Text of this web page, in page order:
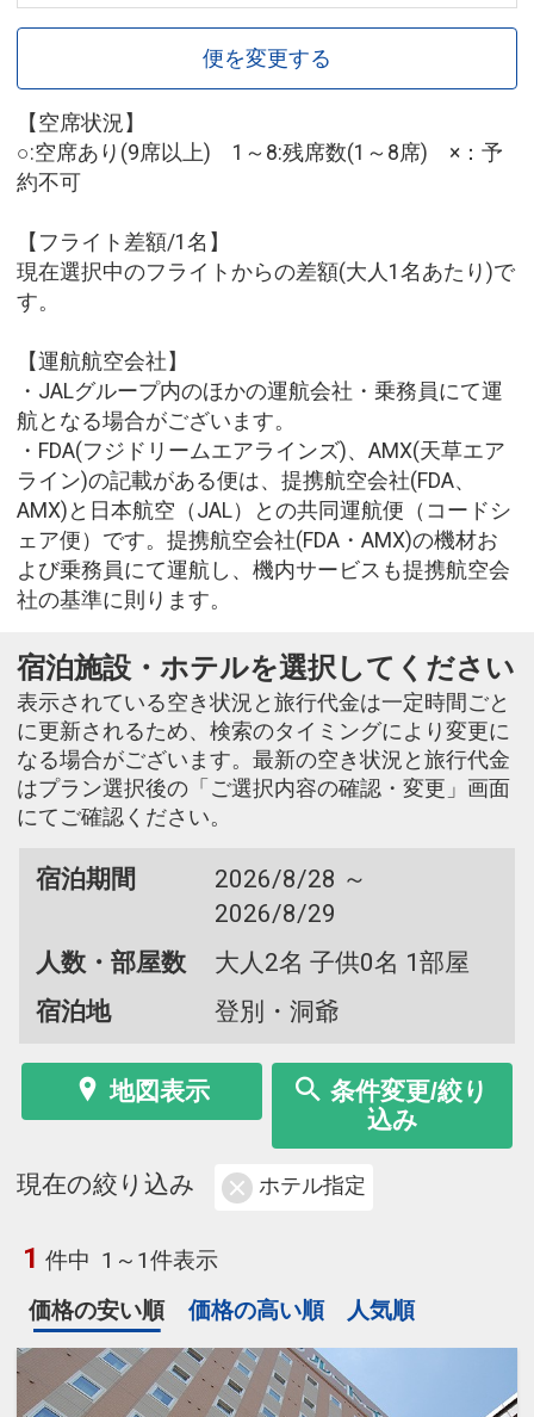
便を変更する
【空席状況】
○:空席あり(9席以上) 1～8:残席数(1～8席) ×：予
約不可
【フライト差額/1名】
現在選択中のフライトからの差額(大人1名あたり)で
す。
【運航航空会社】
・JALグループ内のほかの運航会社・乗務員にて運
航となる場合がございます。
・FDA(フジドリームエアラインズ)、AMX(天草エア
ライン)の記載がある便は、提携航空会社(FDA、
AMX)と日本航空（JAL）との共同運航便（コードシ
ェア便）です。提携航空会社(FDA・AMX)の機材お
よび乗務員にて運航し、機内サービスも提携航空会
社の基準に則ります。
宿泊施設・ホテルを選択してください
表示されている空き状況と旅行代金は一定時間ごと
に更新されるため、検索のタイミングにより変更に
なる場合がございます。最新の空き状況と旅行代金
はプラン選択後の「ご選択内容の確認・変更」画面
にてご確認ください。
宿泊期間
2026/8/28 ～
2026/8/29
人数・部屋数
大人2名 子供0名 1部屋
宿泊地
登別・洞爺
地図表示
条件変更/絞り
込み
現在の絞り込み ホテル指定
1 件中 1～1件表示
価格の安い順
価格の高い順 人気順